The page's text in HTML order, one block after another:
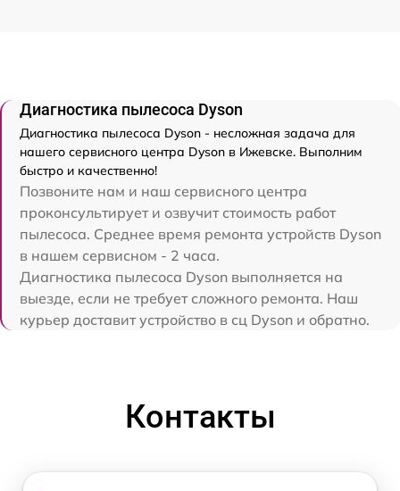
Диагностика пылесоса Dyson
Диагностика пылесоса Dyson - несложная задача для
нашего сервисного центра Dyson в Ижевске. Выполним
быстро и качественно!
Позвоните нам и наш сервисного центра
проконсультирует и озвучит стоимость работ
пылесоса. Среднее время ремонта устройств Dyson
в нашем сервисном - 2 часа.
Диагностика пылесоса Dyson выполняется на
выезде, если не требует сложного ремонта. Наш
курьер доставит устройство в сц Dyson и обратно.
Контакты